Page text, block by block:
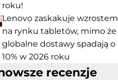
roku!
Lenovo zaskakuje wzrostem
na rynku tabletów, mimo że
globalne dostawy spadają o
10% w 2026 roku
recenzje